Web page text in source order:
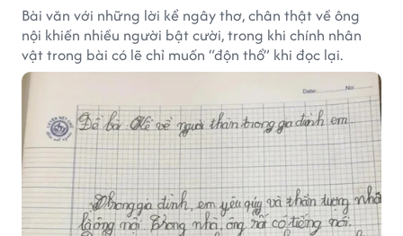
Bài văn với những lời kể ngây thơ, chân thật về ông
nội khiến nhiều người bật cười, trong khi chính nhân
vật trong bài có lẽ chỉ muốn “độn thổ” khi đọc lại.